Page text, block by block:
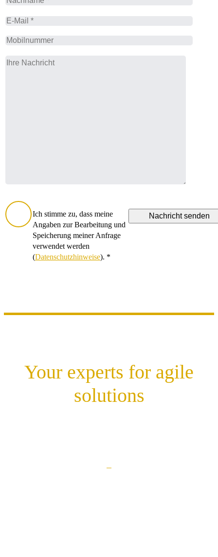
Ich stimme zu, dass meine
Angaben zur Bearbeitung und
Speicherung meiner Anfrage
verwendet werden
(Datenschutzhinweise). *
Your experts for agile
solutions